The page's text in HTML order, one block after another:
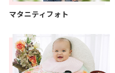
マタニティフォト